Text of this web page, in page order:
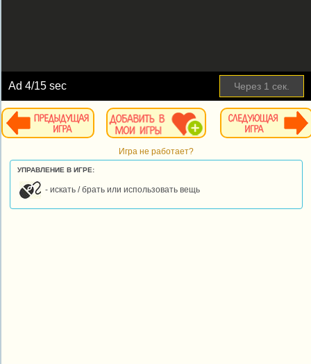
Ad4/15 sec Через 1 сек.
Игра не работает?
УПРАВЛЕНИЕ В ИГРЕ:
- искать / брать или использовать вещь